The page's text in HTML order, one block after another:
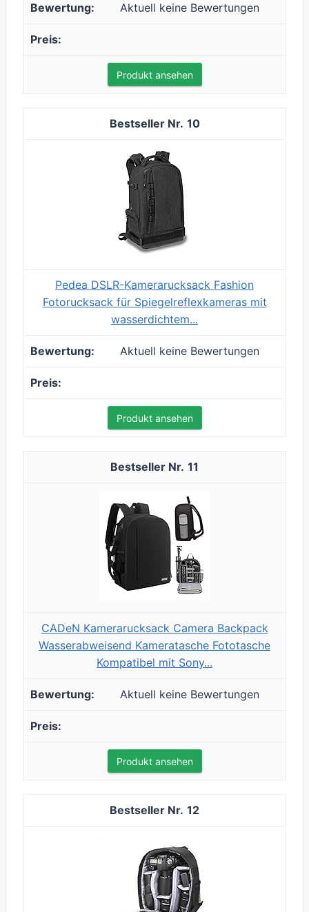
Aktuell keine Bewertungen
Produkt ansehen
10
Pedea DSLR-Kamerarucksack Fashion
Fotorucksack für Spiegelreflexkameras mit
wasserdichtem...
Aktuell keine Bewertungen
Produkt ansehen
11
CADeN Kamerarucksack Camera Backpack
Wasserabweisend Kameratasche Fototasche
Kompatibel mit Sony...
Aktuell keine Bewertungen
Produkt ansehen
12